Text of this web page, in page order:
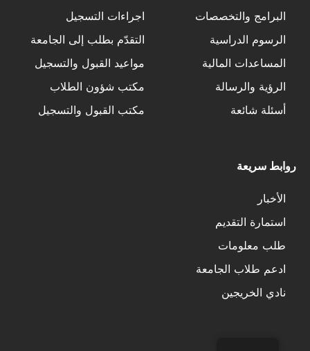
البرامج والتخصصات
الرسوم الدراسية
المساعدات المالية
الرؤية والرسالة
أسئلة شائعة
اجراءات التسجيل
التقدّم بطلب إلى الجامعة
مواعيد القبول والتسجيل
مكتب شؤون الطلاب
مكتب القبول والتسجيل
روابط سريعة
الأخبار
استمارة التقديم
طلب معلومات
ادعم طلاب الجامعة
نادي الخريجين